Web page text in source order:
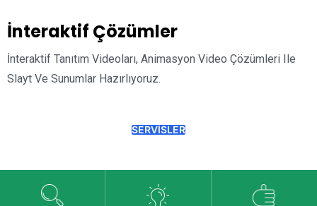
İnteraktif Çözümler
İnteraktif Tanıtım Videoları, Animasyon Video Çözümleri Ile
Slayt Ve Sunumlar Hazırlıyoruz.
SERVİSLER